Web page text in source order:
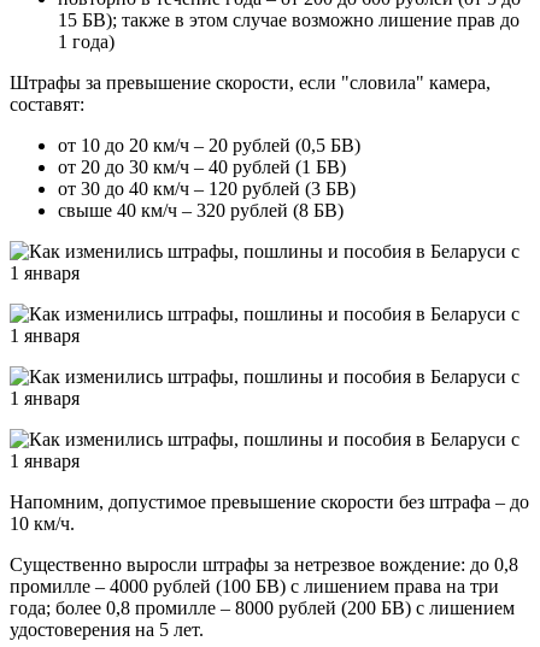
15 БВ); также в этом случае возможно лишение прав до
1 года)
Штрафы за превышение скорости, если "словила" камера,
составят:
от 10 до 20 км/ч – 20 рублей (0,5 БВ)
от 20 до 30 км/ч – 40 рублей (1 БВ)
от 30 до 40 км/ч – 120 рублей (3 БВ)
свыше 40 км/ч – 320 рублей (8 БВ)
Напомним, допустимое превышение скорости без штрафа – до
10 км/ч.
Существенно выросли штрафы за нетрезвое вождение: до 0,8
промилле – 4000 рублей (100 БВ) с лишением права на три
года; более 0,8 промилле – 8000 рублей (200 БВ) с лишением
удостоверения на 5 лет.